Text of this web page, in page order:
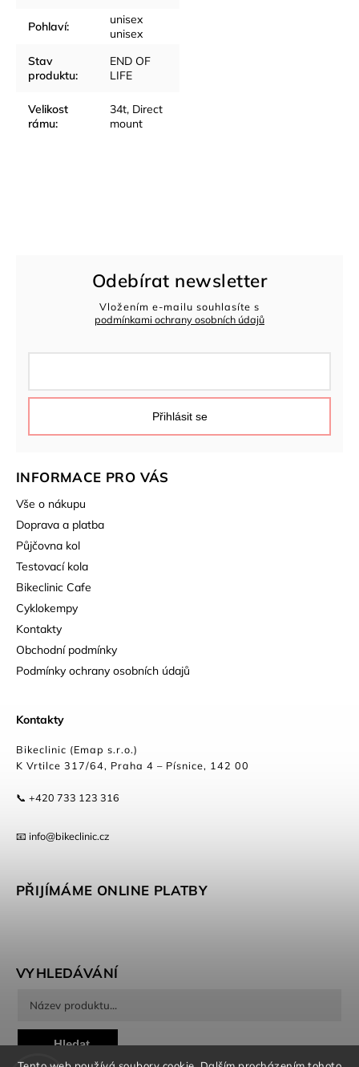
Pohlaví:
unisex
unisex
Stav
produktu:
END OF
LIFE
Velikost
rámu:
34t, Direct
mount
INFORMACE PRO VÁS
Vše o nákupu
Doprava a platba
Půjčovna kol
Testovací kola
Bikeclinic Cafe
Cyklokempy
Kontakty
Obchodní podmínky
Podmínky ochrany osobních údajů
Kontakty
Bikeclinic (Emap s.r.o.)
K Vrtilce 317/64, Praha 4 – Písnice, 142 00
📞 +420 733 123 316
📧 info@bikeclinic.cz
Odebírat newsletter
Vložením e-mailu souhlasíte s
podmínkami ochrany osobních údajů
Přihlásit se
PŘIJÍMÁME ONLINE PLATBY
VYHLEDÁVÁNÍ
Hledat